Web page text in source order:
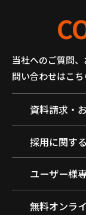
当社へのご質問
問い合わせはこち
資料請求・
採用に関す
ユーザー様
無料オンラ